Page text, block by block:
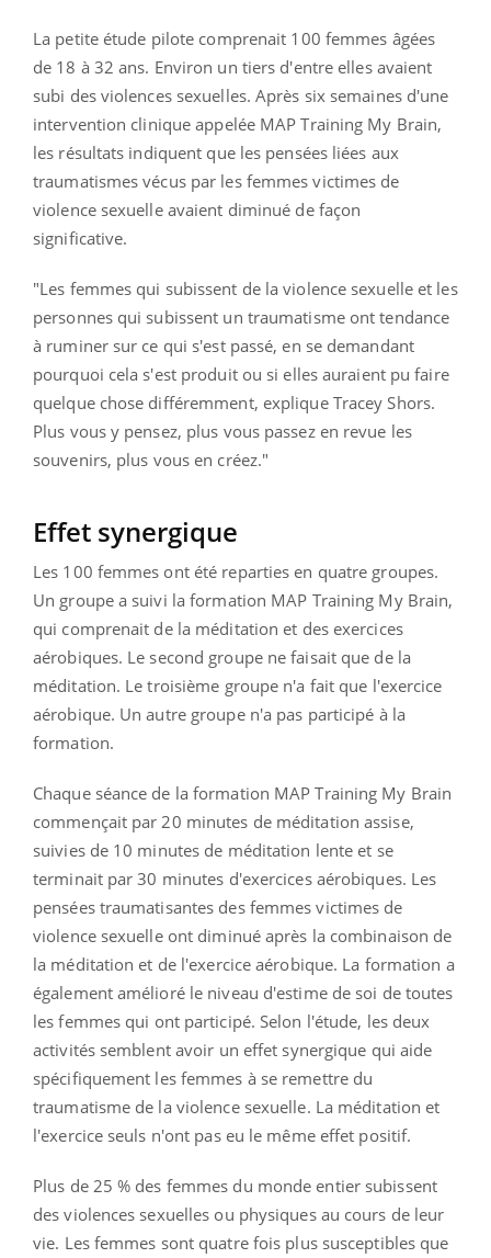
La petite étude pilote comprenait 100 femmes âgées
de 18 à 32 ans. Environ un tiers d'entre elles avaient
subi des violences sexuelles. Après six semaines d'une
intervention clinique appelée MAP Training My Brain,
les résultats indiquent que les pensées liées aux
traumatismes vécus par les femmes victimes de
violence sexuelle avaient diminué de façon
significative.
"Les femmes qui subissent de la violence sexuelle et les
personnes qui subissent un traumatisme ont tendance
à ruminer sur ce qui s'est passé, en se demandant
pourquoi cela s'est produit ou si elles auraient pu faire
quelque chose différemment, explique Tracey Shors.
Plus vous y pensez, plus vous passez en revue les
souvenirs, plus vous en créez."
Effet synergique
Les 100 femmes ont été reparties en quatre groupes.
Un groupe a suivi la formation MAP Training My Brain,
qui comprenait de la méditation et des exercices
aérobiques. Le second groupe ne faisait que de la
méditation. Le troisième groupe n'a fait que l'exercice
aérobique. Un autre groupe n'a pas participé à la
formation.
Chaque séance de la formation MAP Training My Brain
commençait par 20 minutes de méditation assise,
suivies de 10 minutes de méditation lente et se
terminait par 30 minutes d'exercices aérobiques. Les
pensées traumatisantes des femmes victimes de
violence sexuelle ont diminué après la combinaison de
la méditation et de l'exercice aérobique. La formation a
également amélioré le niveau d'estime de soi de toutes
les femmes qui ont participé. Selon l'étude, les deux
activités semblent avoir un effet synergique qui aide
spécifiquement les femmes à se remettre du
traumatisme de la violence sexuelle. La méditation et
l'exercice seuls n'ont pas eu le même effet positif.
Plus de 25 % des femmes du monde entier subissent
des violences sexuelles ou physiques au cours de leur
vie. Les femmes sont quatre fois plus susceptibles que